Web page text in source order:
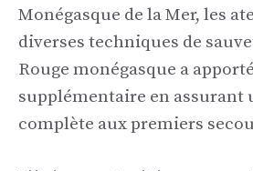
Monégasque de la Mer, les
diverses techniques de
Rouge monégasque a
supplémentaire en assurant
complète aux premiers